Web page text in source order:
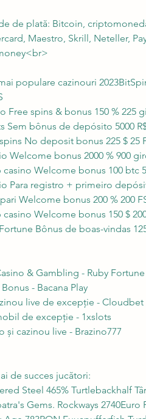
de plată: Bitcoin,
Maestro, Skrill, Neteller,
populare cazinouri
Free spins & bonus 150 % 225
Sem bônus de depósito 5000
No deposit bonus 225 $ 25
Welcome bonus 2000 % 900
casino Welcome bonus 100 btc
Para registro + primeiro
Welcome bonus 200 % 200
casino Welcome bonus 150 $
Bônus de boas-vindas
& Gambling - Ruby Fortune
Bonus - Bacana Play
live de excepție - Cloudbet
de excepție - 1xslots
și cazinou live - Brazino777
de succes jucători:
Steel 465% Turtlebackhalf
Gems. Rockways 2740Euro